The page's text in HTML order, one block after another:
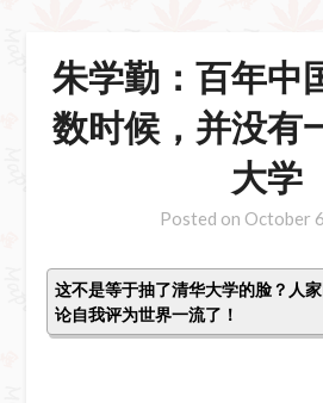
朱学勤：百年中
数时候，并没有
大学
Posted on October
这不是等于抽了清华大学的脸？人
论自我评为世界一流了！